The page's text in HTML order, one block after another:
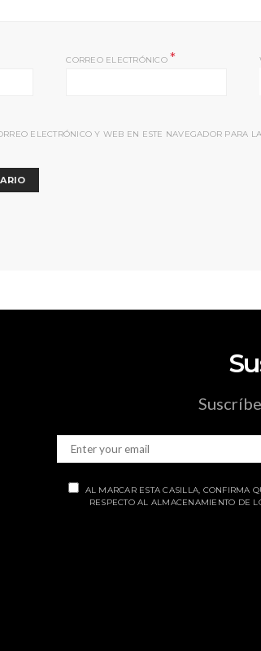
CORREO ELECTRÓNICO*
ELECTRÓNICO Y WEB EN ESTE NAVEGADOR PARA
AL MARCAR ESTA CASILLA, CONFIRMA
RESPECTO AL ALMACENAMIENTO DE